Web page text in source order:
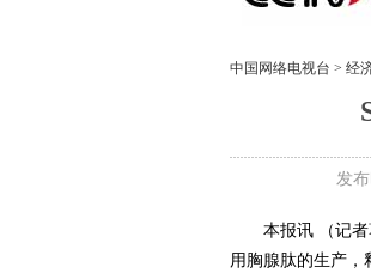
中国网络电视台 > 经
发
本报讯 （记者
用胸腺肽的生产，